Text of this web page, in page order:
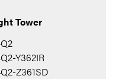
Tower
Y362IR
Z361SD